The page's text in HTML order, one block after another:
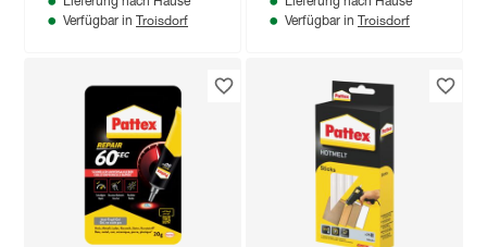
Verfügbar in Troisdorf
Verfügbar in Troisdorf